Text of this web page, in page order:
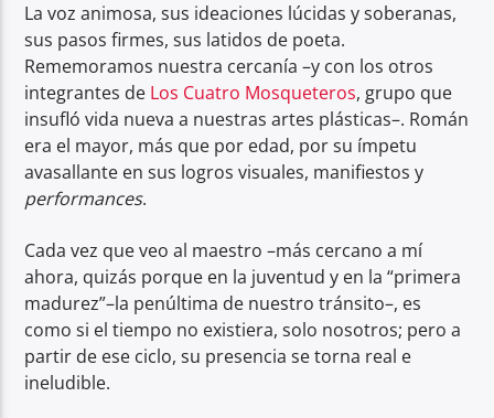
La voz animosa, sus ideaciones lúcidas y soberanas,
sus pasos firmes, sus latidos de poeta.
Rememoramos nuestra cercanía –y con los otros
integrantes de Los Cuatro Mosqueteros, grupo que
insufló vida nueva a nuestras artes plásticas–. Román
era el mayor, más que por edad, por su ímpetu
avasallante en sus logros visuales, manifiestos y
performances.
Cada vez que veo al maestro –más cercano a mí
ahora, quizás porque en la juventud y en la “primera
madurez”–la penúltima de nuestro tránsito–, es
como si el tiempo no existiera, solo nosotros; pero a
partir de ese ciclo, su presencia se torna real e
ineludible.